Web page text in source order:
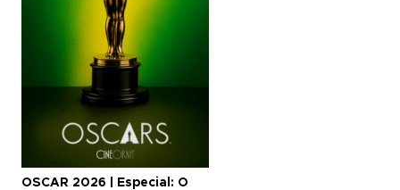
OSCAR 2026 | Especial: O